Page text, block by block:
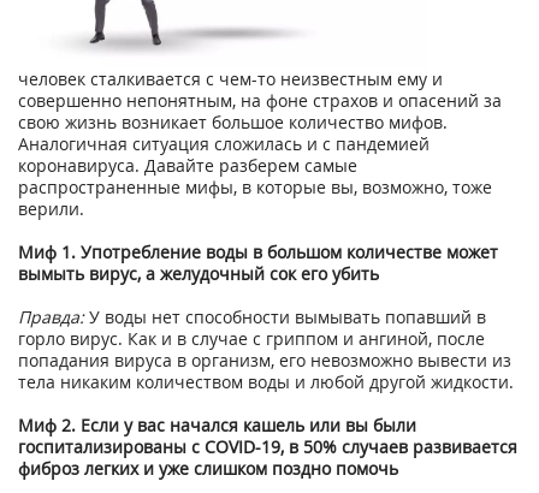
человек сталкивается с чем-то неизвестным ему и
совершенно непонятным, на фоне страхов и опасений за
свою жизнь возникает большое количество мифов.
Аналогичная ситуация сложилась и с пандемией
коронавируса. Давайте разберем самые
распространенные мифы, в которые вы, возможно, тоже
верили.
Миф 1. Употребление воды в большом количестве может
вымыть вирус, а желудочный сок его убить
Правда:У воды нет способности вымывать попавший в
горло вирус. Как и в случае с гриппом и ангиной, после
попадания вируса в организм, его невозможно вывести из
тела никаким количеством воды и любой другой жидкости.
Миф 2. Если у вас начался кашель или вы были
госпитализированы с COVID-19, в 50% случаев развивается
фиброз легких и уже слишком поздно помочь